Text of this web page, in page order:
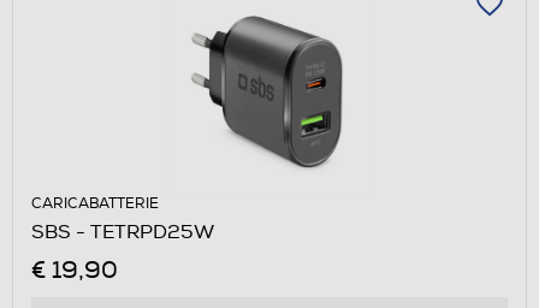
CARICABATTERIE
SBS - TETRPD25W
€ 19,90